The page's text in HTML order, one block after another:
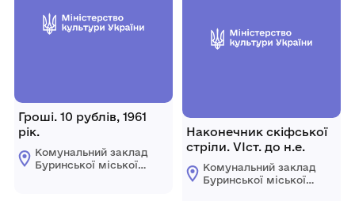
Гроші. 10 рублів, 1961
рік.
Комунальний заклад
Буринської міської
Наконечник скіфської
стріли. VIст. до н.е.
Комунальний заклад
Буринської міської